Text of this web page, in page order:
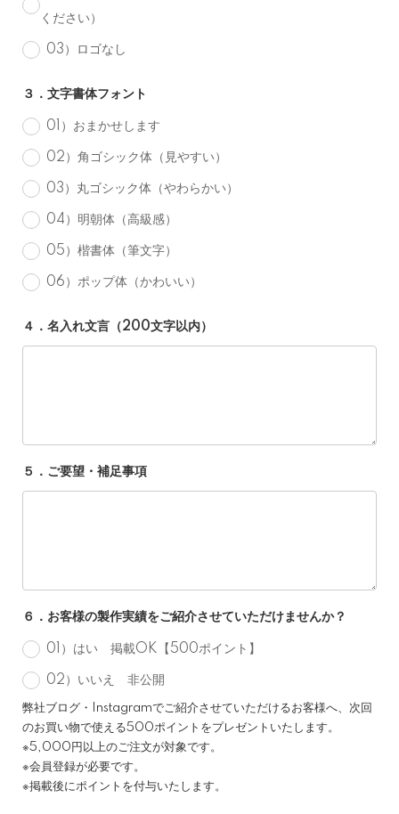
ください）
03）ロゴなし
３．文字書体フォント
01）おまかせします
02）角ゴシック体（見やすい）
03）丸ゴシック体（やわらかい）
04）明朝体（高級感）
05）楷書体（筆文字）
06）ポップ体（かわいい）
４．名入れ文言（200文字以内）
５．ご要望・補足事項
６．お客様の製作実績をご紹介させていただけませんか？
01）はい 掲載OK【500ポイント】
02）いいえ 非公開
弊社ブログ・Instagramでご紹介させていただけるお客様へ、次回
のお買い物で使える500ポイントをプレゼントいたします。
※5,000円以上のご注文が対象です。
※会員登録が必要です。
※掲載後にポイントを付与いたします。